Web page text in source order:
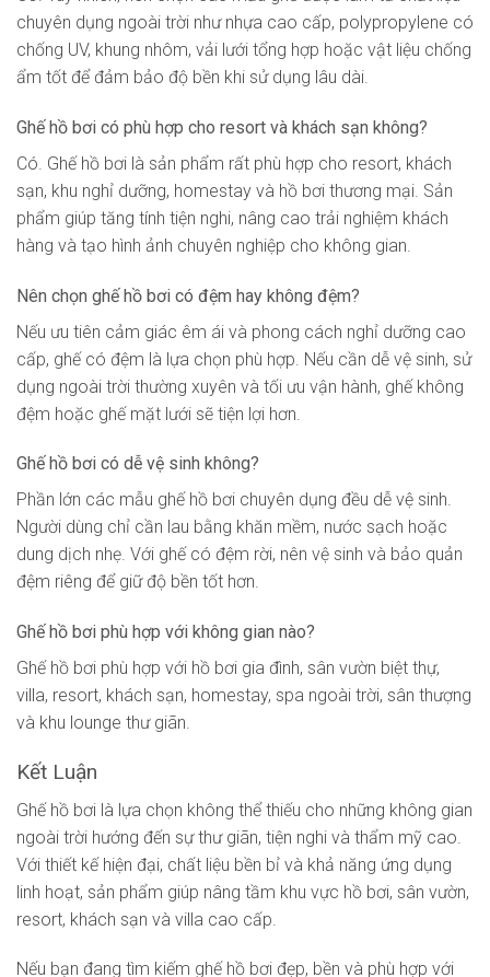
chuyên dụng ngoài trời như nhựa cao cấp, polypropylene có
chống UV, khung nhôm, vải lưới tổng hợp hoặc vật liệu chống
ẩm tốt để đảm bảo độ bền khi sử dụng lâu dài.
Ghế hồ bơi có phù hợp cho resort và khách sạn không?
Có. Ghế hồ bơi là sản phẩm rất phù hợp cho resort, khách
sạn, khu nghỉ dưỡng, homestay và hồ bơi thương mại. Sản
phẩm giúp tăng tính tiện nghi, nâng cao trải nghiệm khách
hàng và tạo hình ảnh chuyên nghiệp cho không gian.
Nên chọn ghế hồ bơi có đệm hay không đệm?
Nếu ưu tiên cảm giác êm ái và phong cách nghỉ dưỡng cao
cấp, ghế có đệm là lựa chọn phù hợp. Nếu cần dễ vệ sinh, sử
dụng ngoài trời thường xuyên và tối ưu vận hành, ghế không
đệm hoặc ghế mặt lưới sẽ tiện lợi hơn.
Ghế hồ bơi có dễ vệ sinh không?
Phần lớn các mẫu ghế hồ bơi chuyên dụng đều dễ vệ sinh.
Người dùng chỉ cần lau bằng khăn mềm, nước sạch hoặc
dung dịch nhẹ. Với ghế có đệm rời, nên vệ sinh và bảo quản
đệm riêng để giữ độ bền tốt hơn.
Ghế hồ bơi phù hợp với không gian nào?
Ghế hồ bơi phù hợp với hồ bơi gia đình, sân vườn biệt thự,
villa, resort, khách sạn, homestay, spa ngoài trời, sân thượng
và khu lounge thư giãn.
Kết Luận
Ghế hồ bơi là lựa chọn không thể thiếu cho những không gian
ngoài trời hướng đến sự thư giãn, tiện nghi và thẩm mỹ cao.
Với thiết kế hiện đại, chất liệu bền bỉ và khả năng ứng dụng
linh hoạt, sản phẩm giúp nâng tầm khu vực hồ bơi, sân vườn,
resort, khách sạn và villa cao cấp.
Nếu bạn đang tìm kiếm ghế hồ bơi đẹp, bền và phù hợp với